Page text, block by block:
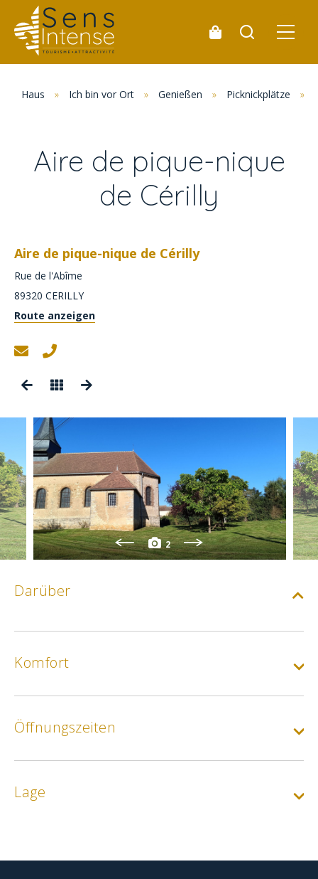
Haus » Ich bin vor Ort » Genießen » Picknickplätze »
Aire de pique-nique
de Cérilly
Aire de pique-nique de Cérilly
Rue de l'Abîme
89320 CERILLY
Route anzeigen
2
Darüber
Komfort
Öffnungszeiten
Lage